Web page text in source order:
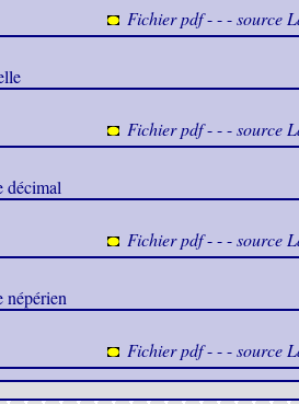
Fichier pdf- - -source
Fichier pdf- - -source
décimal
Fichier pdf- - -source
népérien
Fichier pdf- - -source